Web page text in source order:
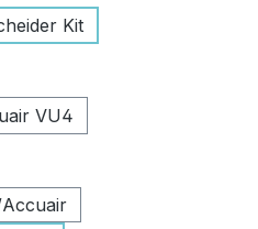
Kit
VU4